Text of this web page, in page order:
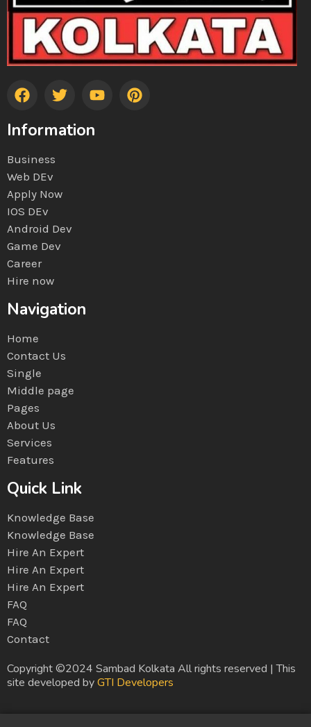
Information
Business
Web DEv
Apply Now
IOS DEv
Android Dev
Game Dev
Career
Hire now
Navigation
Home
Contact Us
Single
Middle page
Pages
About Us
Services
Features
Quick Link
Knowledge Base
Knowledge Base
Hire An Expert
Hire An Expert
Hire An Expert
FAQ
FAQ
Contact
Copyright ©2024 Sambad Kolkata All rights reserved | This
site developed byGTI Developers